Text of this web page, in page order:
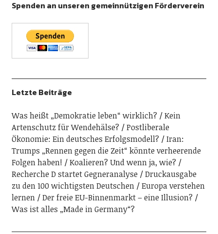
Spenden an unseren gemeinnützigen Förderverein
Letzte Beiträge
Was heißt „Demokratie leben“ wirklich?
Kein
Artenschutz für Wendehälse?
Postliberale
Ökonomie: Ein deutsches Erfolgsmodell?
Iran:
Trumps „Rennen gegen die Zeit“ könnte verheerende
Folgen haben!
Koalieren? Und wenn ja, wie?
Recherche D startet Gegneranalyse
Druckausgabe
zu den 100 wichtigsten Deutschen
Europa verstehen
lernen
Der freie EU-Binnenmarkt – eine Illusion?
Was ist alles „Made in Germany“?